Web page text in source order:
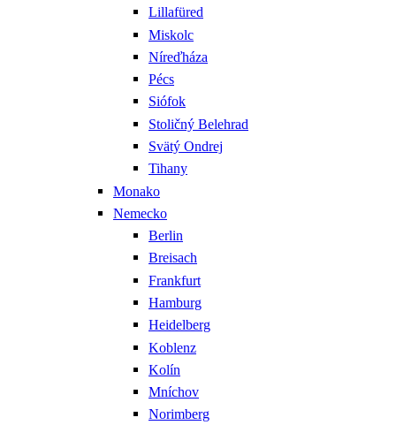
Lillafüred
Miskolc
Níreďháza
Pécs
Siófok
Stoličný Belehrad
Svätý Ondrej
Tihany
Monako
Nemecko
Berlin
Breisach
Frankfurt
Hamburg
Heidelberg
Koblenz
Kolín
Mníchov
Norimberg